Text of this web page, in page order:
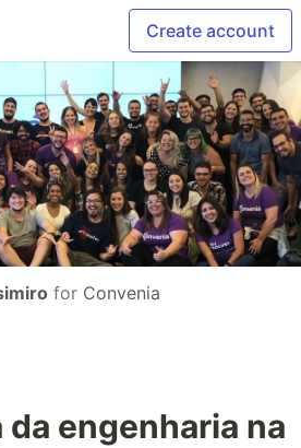
Create account
for Convenia
engenharia na